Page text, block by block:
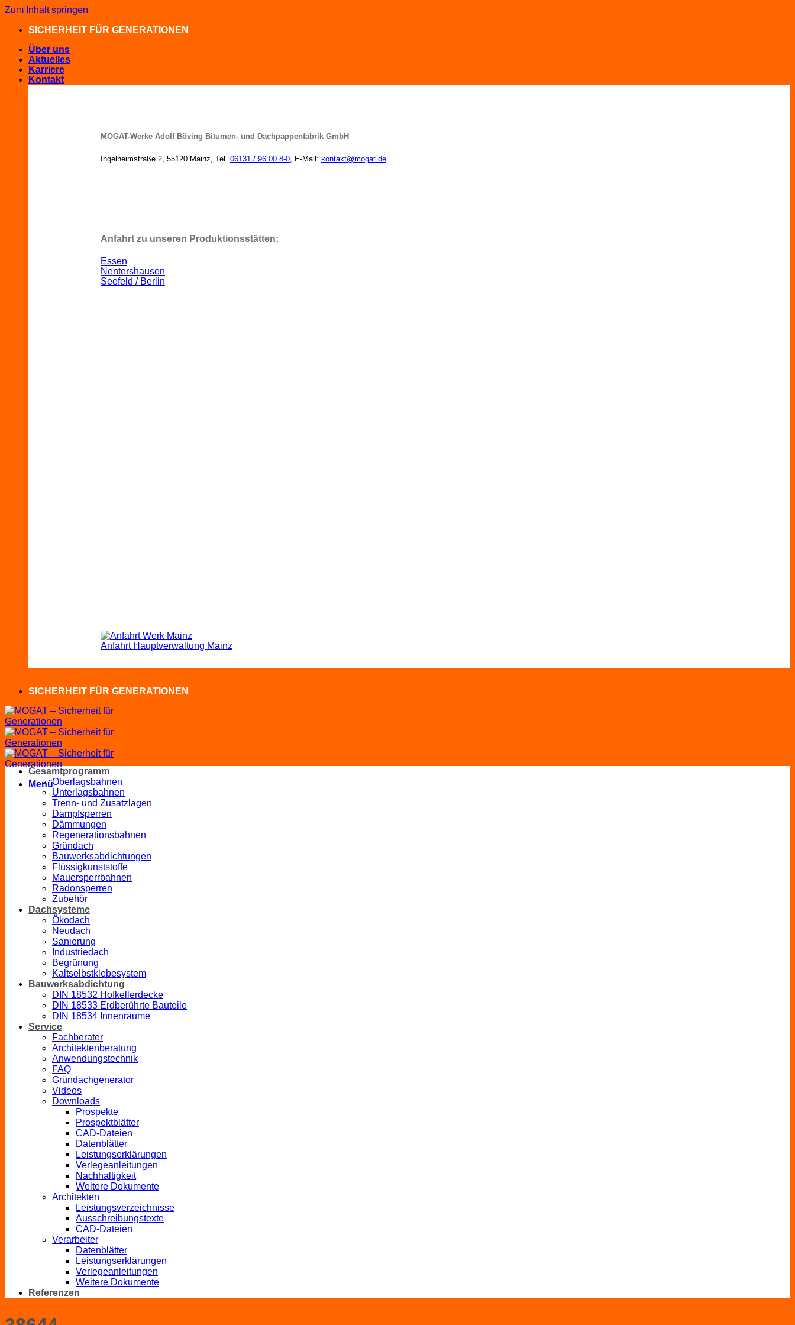
Zum Inhalt springen
SICHERHEIT FÜR GENERATIONEN
Über uns
Aktuelles
Karriere
Kontakt
MOGAT-Werke Adolf Böving Bitumen- und Dachpappenfabrik GmbH
Ingelheimstraße 2, 55120 Mainz, Tel. 06131 / 96 00 8-0, E-Mail: kontakt@mogat.de
Anfahrt zu unseren Produktionsstätten:
Essen
Nentershausen
Seefeld / Berlin
Anfahrt Hauptverwaltung Mainz
SICHERHEIT FÜR GENERATIONEN
Menü
Gesamtprogramm
Oberlagsbahnen
Unterlagsbahnen
Trenn- und Zusatzlagen
Dampfsperren
Dämmungen
Regenerationsbahnen
Gründach
Bauwerksabdichtungen
Flüssigkunststoffe
Mauersperrbahnen
Radonsperren
Zubehör
Dachsysteme
Ökodach
Neudach
Sanierung
Industriedach
Begrünung
Kaltselbstklebesystem
Bauwerksabdichtung
DIN 18532 Hofkellerdecke
DIN 18533 Erdberührte Bauteile
DIN 18534 Innenräume
Service
Fachberater
Architektenberatung
Anwendungstechnik
FAQ
Gründachgenerator
Videos
Downloads
Prospekte
Prospektblätter
CAD-Dateien
Datenblätter
Leistungserklärungen
Verlegeanleitungen
Nachhaltigkeit
Weitere Dokumente
Architekten
Leistungsverzeichnisse
Ausschreibungstexte
CAD-Dateien
Verarbeiter
Datenblätter
Leistungserklärungen
Verlegeanleitungen
Weitere Dokumente
Referenzen